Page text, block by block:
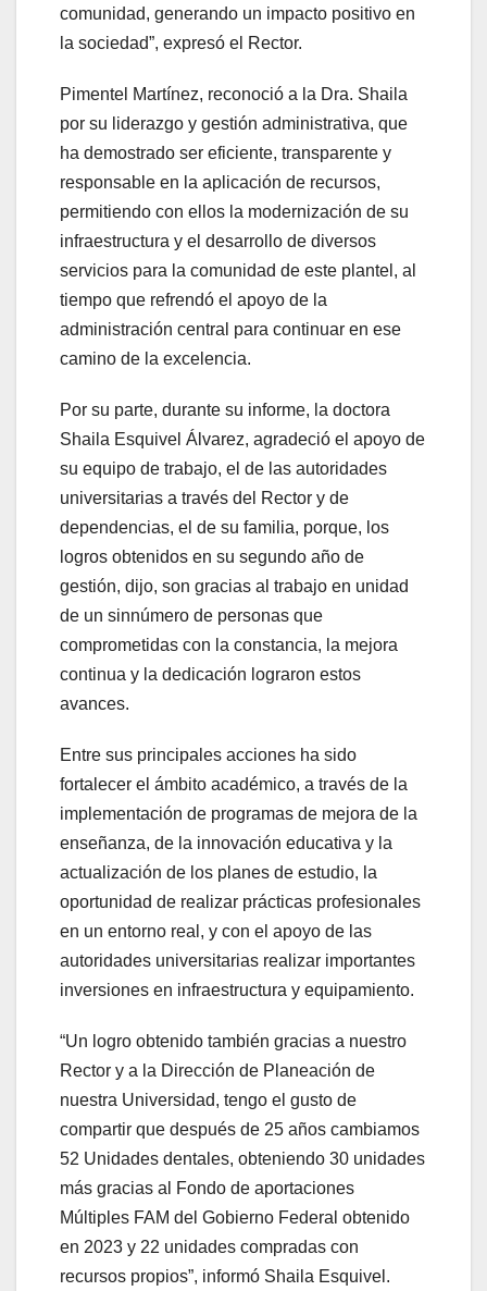
comunidad, generando un impacto positivo en
la sociedad”, expresó el Rector.
Pimentel Martínez, reconoció a la Dra. Shaila
por su liderazgo y gestión administrativa, que
ha demostrado ser eficiente, transparente y
responsable en la aplicación de recursos,
permitiendo con ellos la modernización de su
infraestructura y el desarrollo de diversos
servicios para la comunidad de este plantel, al
tiempo que refrendó el apoyo de la
administración central para continuar en ese
camino de la excelencia.
Por su parte, durante su informe, la doctora
Shaila Esquivel Álvarez, agradeció el apoyo de
su equipo de trabajo, el de las autoridades
universitarias a través del Rector y de
dependencias, el de su familia, porque, los
logros obtenidos en su segundo año de
gestión, dijo, son gracias al trabajo en unidad
de un sinnúmero de personas que
comprometidas con la constancia, la mejora
continua y la dedicación lograron estos
avances.
Entre sus principales acciones ha sido
fortalecer el ámbito académico, a través de la
implementación de programas de mejora de la
enseñanza, de la innovación educativa y la
actualización de los planes de estudio, la
oportunidad de realizar prácticas profesionales
en un entorno real, y con el apoyo de las
autoridades universitarias realizar importantes
inversiones en infraestructura y equipamiento.
“Un logro obtenido también gracias a nuestro
Rector y a la Dirección de Planeación de
nuestra Universidad, tengo el gusto de
compartir que después de 25 años cambiamos
52 Unidades dentales, obteniendo 30 unidades
más gracias al Fondo de aportaciones
Múltiples FAM del Gobierno Federal obtenido
en 2023 y 22 unidades compradas con
recursos propios”, informó Shaila Esquivel.